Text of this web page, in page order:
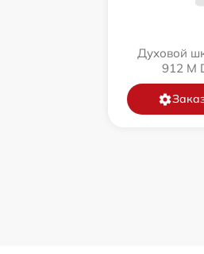
Духовой
912 M